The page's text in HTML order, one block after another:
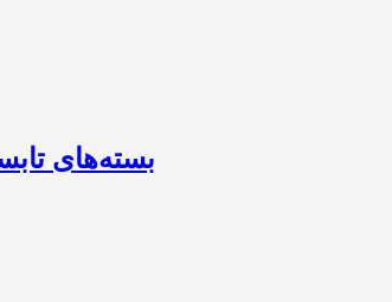
بسته‌های